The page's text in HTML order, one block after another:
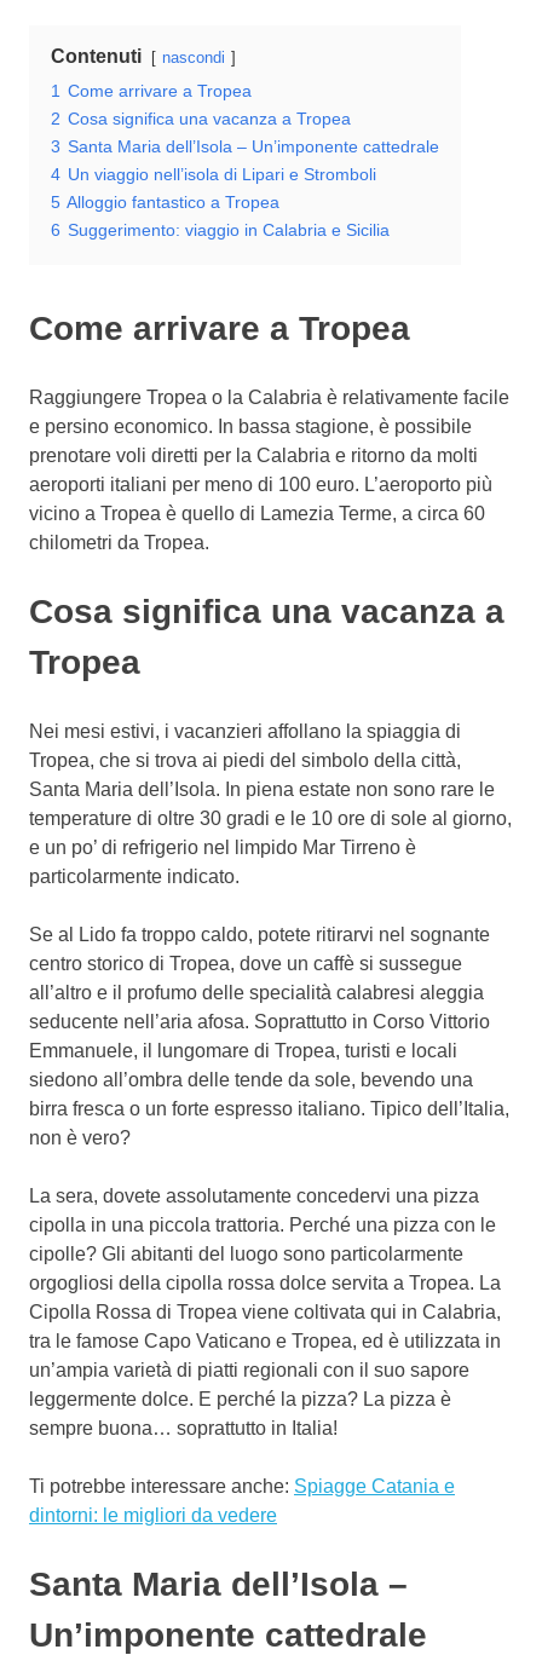
Contenuti nascondi
1 Come arrivare a Tropea
2 Cosa significa una vacanza a Tropea
3 Santa Maria dell’Isola – Un’imponente cattedrale
4 Un viaggio nell’isola di Lipari e Stromboli
5 Alloggio fantastico a Tropea
6 Suggerimento: viaggio in Calabria e Sicilia
Come arrivare a Tropea
Raggiungere Tropea o la Calabria è relativamente facile
e persino economico. In bassa stagione, è possibile
prenotare voli diretti per la Calabria e ritorno da molti
aeroporti italiani per meno di 100 euro. L’aeroporto più
vicino a Tropea è quello di Lamezia Terme, a circa 60
chilometri da Tropea.
Cosa significa una vacanza a
Tropea
Nei mesi estivi, i vacanzieri affollano la spiaggia di
Tropea, che si trova ai piedi del simbolo della città,
Santa Maria dell’Isola. In piena estate non sono rare le
temperature di oltre 30 gradi e le 10 ore di sole al giorno,
e un po’ di refrigerio nel limpido Mar Tirreno è
particolarmente indicato.
Se al Lido fa troppo caldo, potete ritirarvi nel sognante
centro storico di Tropea, dove un caffè si sussegue
all’altro e il profumo delle specialità calabresi aleggia
seducente nell’aria afosa. Soprattutto in Corso Vittorio
Emmanuele, il lungomare di Tropea, turisti e locali
siedono all’ombra delle tende da sole, bevendo una
birra fresca o un forte espresso italiano. Tipico dell’Italia,
non è vero?
La sera, dovete assolutamente concedervi una pizza
cipolla in una piccola trattoria. Perché una pizza con le
cipolle? Gli abitanti del luogo sono particolarmente
orgogliosi della cipolla rossa dolce servita a Tropea. La
Cipolla Rossa di Tropea viene coltivata qui in Calabria,
tra le famose Capo Vaticano e Tropea, ed è utilizzata in
un’ampia varietà di piatti regionali con il suo sapore
leggermente dolce. E perché la pizza? La pizza è
sempre buona… soprattutto in Italia!
Ti potrebbe interessare anche: Spiagge Catania e
dintorni: le migliori da vedere
Santa Maria dell’Isola –
Un’imponente cattedrale